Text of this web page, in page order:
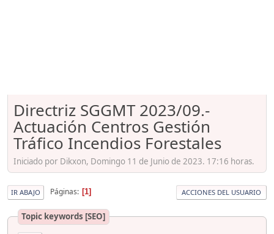
Directriz SGGMT 2023/09.-
Actuación Centros Gestión
Tráfico Incendios Forestales
Iniciado por Dikxon, Domingo 11 de Junio de 2023. 17:16 horas.
IR ABAJO Páginas 1 ACCIONES DEL USUARIO
Topic keywords [SEO]